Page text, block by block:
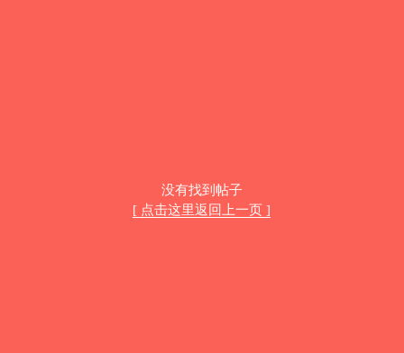
没有找到帖子
[ 点击这里返回上一页 ]